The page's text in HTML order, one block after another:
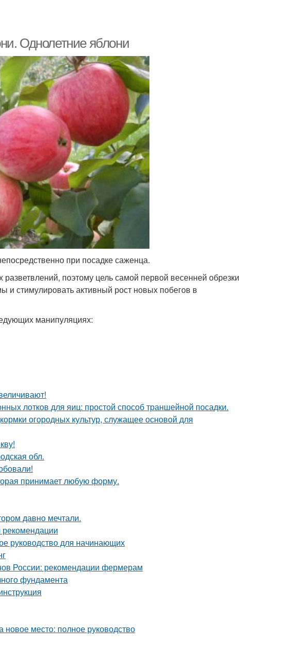
Однолетние яблони
при посадке саженца.
поэтому цель самой первой весенней обрезки
стимулировать активный рост новых побегов в
манипуляциях:
лотков для яиц: простой способ траншейной посадки.
огородных культур, служащее основой для
обл.
принимает любую форму.
давно мечтали.
рекомендации
руководство для начинающих
России: рекомендации фермерам
фундамента
новое место: полное руководство